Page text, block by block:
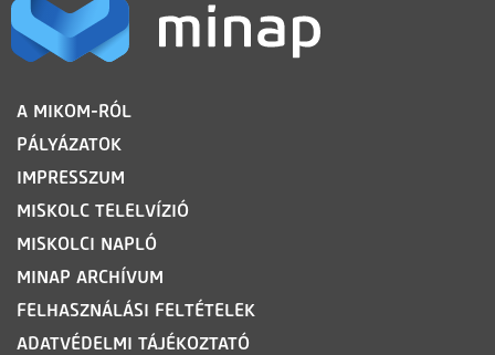
LÁBLÉC
A MIKOM-RÓL
PÁLYÁZATOK
IMPRESSZUM
MISKOLC TELELVÍZIÓ
MISKOLCI NAPLÓ
MINAP ARCHÍVUM
FELHASZNÁLÁSI FELTÉTELEK
ADATVÉDELMI TÁJÉKOZTATÓ